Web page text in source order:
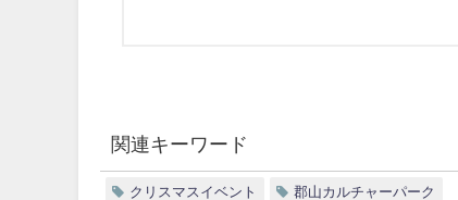
関連キーワード
クリスマスイベント 郡山カルチャーパーク